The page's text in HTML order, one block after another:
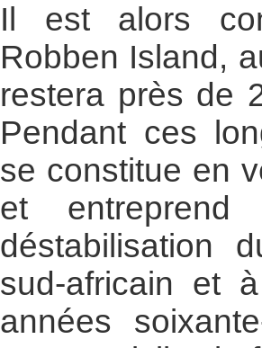
Il est alors
Robben Island,
restera près de
Pendant ces
se constitue en
et
déstabilisation
sud-africain et
années